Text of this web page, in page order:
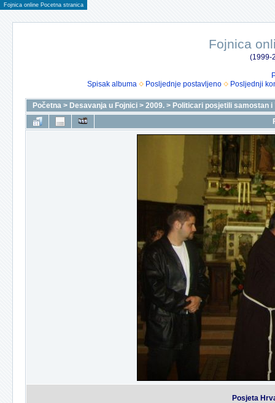
Fojnica online Pocetna stranica
Fojnica
(1999-
Spisak albuma
Posljednje postavljeno Posljednji
Početna > Desavanja u Fojnici > 2009. > Politicari posjetili samostan
Posjeta